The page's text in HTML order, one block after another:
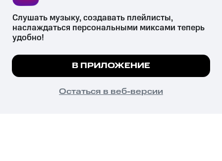
психотропных веществ, их аналогов причиняет вред здоровью,
их незаконный оборот запрещён и влечёт установленную
законодательством ответственность.
© 2026 ООО «КИОН».
Все права защищены
Мы используем куки, чтобы на сайте все
Подробнее
ПОНЯТНО
Слушать музыку, создавать плейлисты,
наслаждаться персональными миксами теперь
удобно!
В ПРИЛОЖЕНИЕ
Остаться в веб-версии